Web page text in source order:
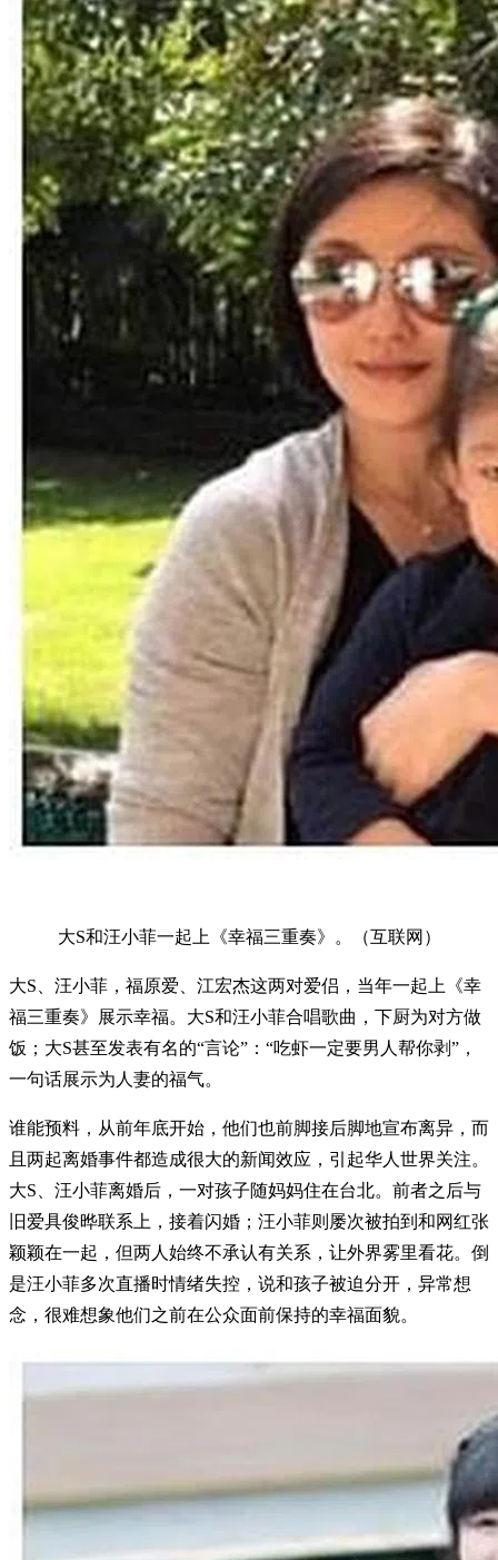
大S和汪小菲一起上《幸福三重奏》。（互联网）
大S、汪小菲，福原爱、江宏杰这两对爱侣，当年一起上《幸
福三重奏》展示幸福。大S和汪小菲合唱歌曲，下厨为对方做
饭；大S甚至发表有名的“言论”：“吃虾一定要男人帮你剥”，
一句话展示为人妻的福气。
谁能预料，从前年底开始，他们也前脚接后脚地宣布离异，而
且两起离婚事件都造成很大的新闻效应，引起华人世界关注。
大S、汪小菲离婚后，一对孩子随妈妈住在台北。前者之后与
旧爱具俊晔联系上，接着闪婚；汪小菲则屡次被拍到和网红张
颖颖在一起，但两人始终不承认有关系，让外界雾里看花。倒
是汪小菲多次直播时情绪失控，说和孩子被迫分开，异常想
念，很难想象他们之前在公众面前保持的幸福面貌。